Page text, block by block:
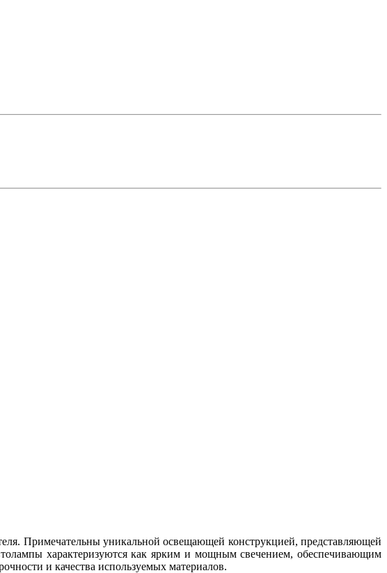
Примечательны уникальной освещающей конструкцией, представляющей
характеризуются как ярким и мощным свечением, обеспечивающим
и качества используемых материалов.